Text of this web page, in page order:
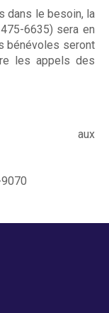
dans le besoin, la
6635) sera en
bénévoles seront
les appels des
aux